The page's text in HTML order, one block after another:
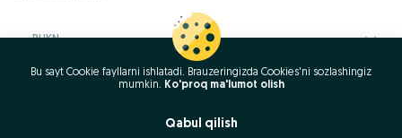
RUKN
Bu sayt Cookie fayllarni ishlatadi. Brauzeringizda Cookies'ni sozlashingiz
mumkin. Ko'proq ma'lumot olish
Qabul qilish